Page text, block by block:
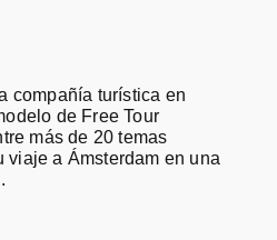
compañía turística en
de Free Tour
más de 20 temas
viaje a Ámsterdam en una